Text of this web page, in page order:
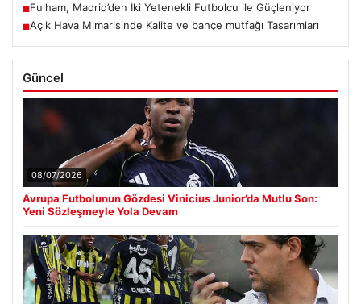
■Fulham, Madrid’den İki Yetenekli Futbolcu ile Güçleniyor
■Açık Hava Mimarisinde Kalite ve bahçe mutfağı Tasarımları
Güncel
08/07/2026
Avrupa Futbolunun Gözdesi Vinicius Junior’da Mutlu Son:
Yeni Sözleşmeyle Yola Devam